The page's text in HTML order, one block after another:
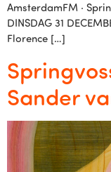
AmsterdamFM ·
DINSDAG 31
Florence […]
Sander